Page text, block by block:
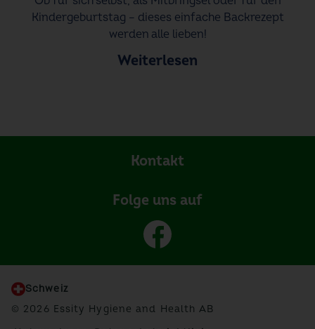
Kindergeburtstag – dieses einfache Backrezept
werden alle lieben!
Weiterlesen
Kontakt
Folge uns auf
Schweiz
© 2026 Essity Hygiene and Health AB